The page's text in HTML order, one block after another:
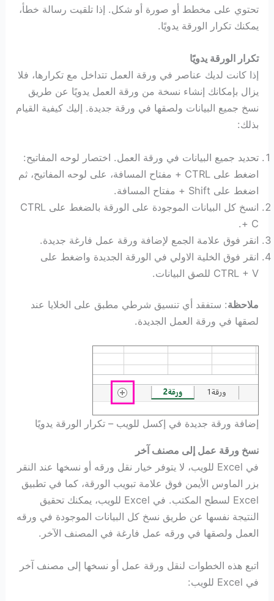
تحتوي على مخطط أو صورة أو شكل. إذا تلقيت رسالة خطأ،
يمكنك تكرار الورقة يدويًا.
تكرار الورقة يدويًا
إذا كانت لديك عناصر في ورقة العمل تتداخل مع تكرارها، فلا
يزال بإمكانك إنشاء نسخة من ورقة العمل يدويًا عن طريق
نسخ جميع البيانات ولصقها في ورقة جديدة. إليك كيفية القيام
بذلك:
تحديد جميع البيانات في ورقة العمل. اختصار لوحه المفاتيح:
اضغط على CTRL + مفتاح المسافة، على لوحه المفاتيح، ثم
اضغط على Shift + مفتاح المسافة.
انسخ كل البيانات الموجودة على الورقة بالضغط على CTRL
+ C.
انقر فوق علامة الجمع لإضافة ورقة عمل فارغة جديدة.
انقر فوق الخلية الاولي في الورقة الجديدة واضغط على
CTRL + V للصق البيانات.
ملاحظة: ستفقد أي تنسيق شرطي مطبق على الخلايا عند
لصقها في ورقة العمل الجديدة.
إضافة ورقة جديدة في إكسل للويب – تكرار الورقة يدويًا
نسخ ورقة عمل إلى مصنف آخر
في Excel للويب، لا يتوفر خيار نقل ورقه أو نسخها عند النقر
بزر الماوس الأيمن فوق علامة تبويب الورقة، كما في تطبيق
Excel لسطح المكتب. في Excel للويب، يمكنك تحقيق
النتيجة نفسها عن طريق نسخ كل البيانات الموجودة في ورقه
العمل ولصقها في ورقه عمل فارغة في المصنف الآخر.
اتبع هذه الخطوات لنقل ورقة عمل أو نسخها إلى مصنف آخر
في Excel للويب: